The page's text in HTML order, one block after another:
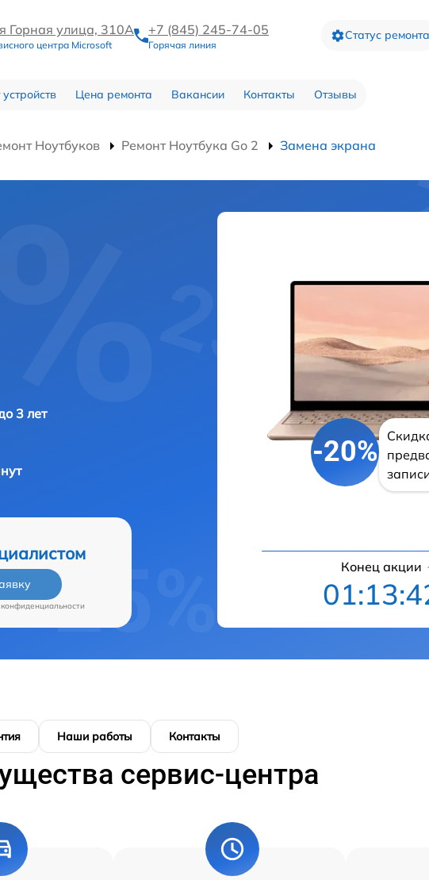
Горная улица, 310А
центра Microsoft
+7 (845) 245-74-05
Горячая линия
Статус ремонта
Цена ремонта Вакансии Контакты Отзывы
Ноутбуков Ремонт Ноутбука Go 2 Замена экрана
3 лет
-20%
Конец акции
Наши работы Контакты
сервис-центра